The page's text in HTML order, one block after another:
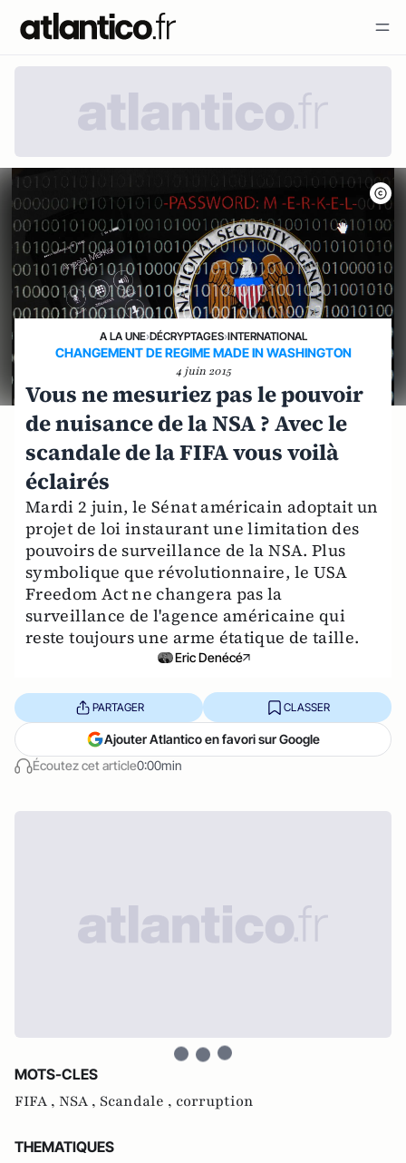
A LA UNE›DÉCRYPTAGES›INTERNATIONAL
CHANGEMENT DE REGIME MADE IN WASHINGTON
4 juin 2015
Vous ne mesuriez pas le pouvoir
de nuisance de la NSA ? Avec le
scandale de la FIFA vous voilà
éclairés
Mardi 2 juin, le Sénat américain adoptait un
projet de loi instaurant une limitation des
pouvoirs de surveillance de la NSA. Plus
symbolique que révolutionnaire, le USA
Freedom Act ne changera pas la
surveillance de l'agence américaine qui
reste toujours une arme étatique de taille.
Eric Denécé
Écoutez cet article0:00min
PARTAGER CLASSER
Ajouter Atlantico en favori sur Google
MOTS-CLES
FIFA , NSA , Scandale , corruption
THEMATIQUES